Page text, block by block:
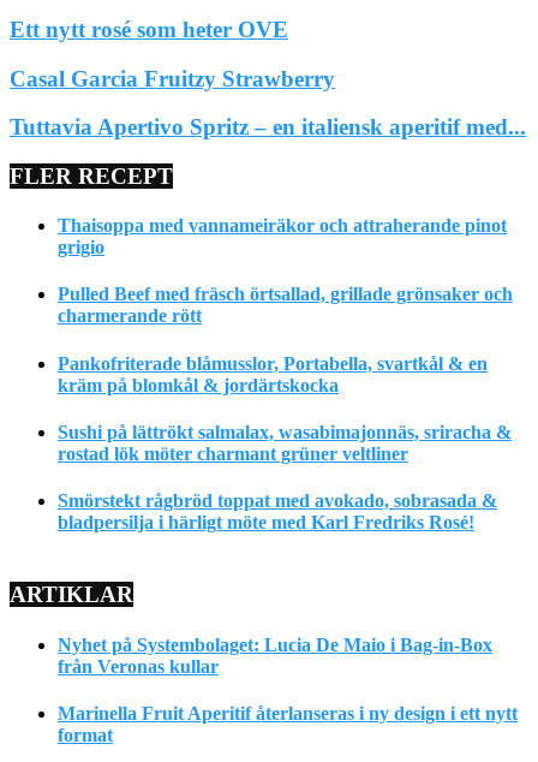
Ett nytt rosé som heter OVE
Casal Garcia Fruitzy Strawberry
Tuttavia Apertivo Spritz – en italiensk aperitif med...
FLER RECEPT
Thaisoppa med vannameiräkor och attraherande pinot
grigio
Pulled Beef med fräsch örtsallad, grillade grönsaker och
charmerande rött
Pankofriterade blåmusslor, Portabella, svartkål & en
kräm på blomkål & jordärtskocka
Sushi på lättrökt salmalax, wasabimajonnäs, sriracha &
rostad lök möter charmant grüner veltliner
Smörstekt rågbröd toppat med avokado, sobrasada &
bladpersilja i härligt möte med Karl Fredriks Rosé!
ARTIKLAR
Nyhet på Systembolaget: Lucia De Maio i Bag-in-Box
från Veronas kullar
Marinella Fruit Aperitif återlanseras i ny design i ett nytt
format